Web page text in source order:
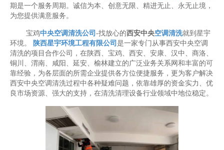
期是一个服务周期。诚信为本、创意无限、精进无止、永无止境，
为您提供满意服务。
宝鸡中央空调清洗公司 -找放心的西安中央空调清洗就到星宇
环境。
陕西星宇环境工程有限公司 是一家专门从事西安中央空调
清洗的项目合作公司，在陕西、宝鸡、西安、安康、汉中、商洛、
铜川、渭南、咸阳、延安、榆林建立的广泛业务关系网和丰富的可
靠经验，为各层面的所需企业提供各方位便捷服务，更为客户解决
西安中央空调清洗过程中各种疑难问题，依靠雄厚的资金实力、优
良市场资源、强大的支持，在清洗清理设备行业领域中地位稳定。